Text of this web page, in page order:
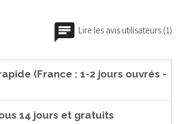
Lire les avis utilisateurs (1)
(France : 1-2 jours ouvrés -
14 jours et gratuits